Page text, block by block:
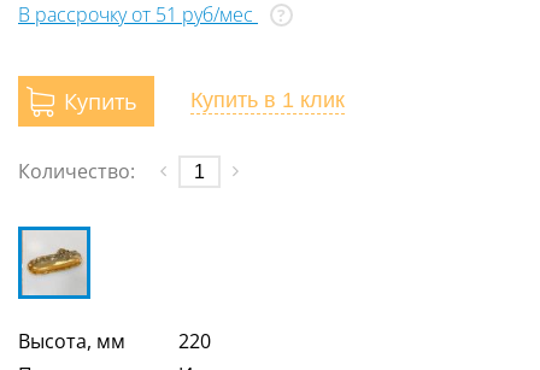
В рассрочку от 51 руб/мес ?
Купить Купить в 1 клик
Количество:
Высота, мм
220